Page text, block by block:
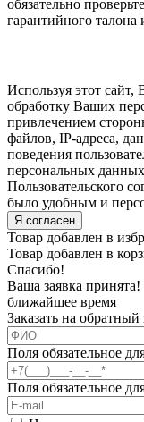
обязательно
гарантийного талона
Используя этот сайт,
обработку Ваших
привлечением
файлов, IP-адреса,
поведения
персональных
Пользовательского
было удобным и
Я согласен
Товар добавлен в
Товар добавлен в
Спасибо!
Ваша заявка
ближайшее время
Заказать на обратный
Поля обязательное
Поля обязательное